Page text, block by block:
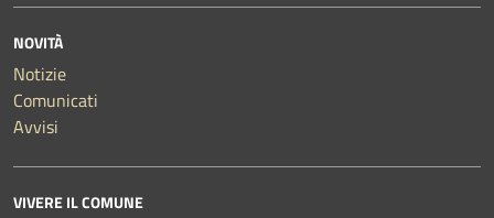
NOVITÀ
Notizie
Comunicati
Avvisi
VIVERE IL COMUNE